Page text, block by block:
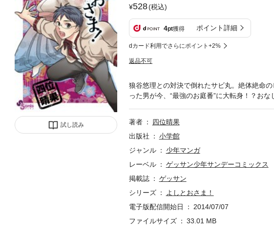
試し読み
528(税込)
4pt獲得 ポイント詳細
dカード利用でさらにポイント+2%
返品不可
狼谷悠理との対決で倒れたサビ丸。絶体絶命
った男が今、“最強のお庭番”に大転身！？お
著者
四位晴果
出版社
小学館
ジャンル
少年マンガ
レーベル
ゲッサン少年サンデーコミックス
掲載誌
ゲッサン
シリーズ
よしとおさま！
電子版配信開始日
2014/07/07
ファイルサイズ
33.01 MB